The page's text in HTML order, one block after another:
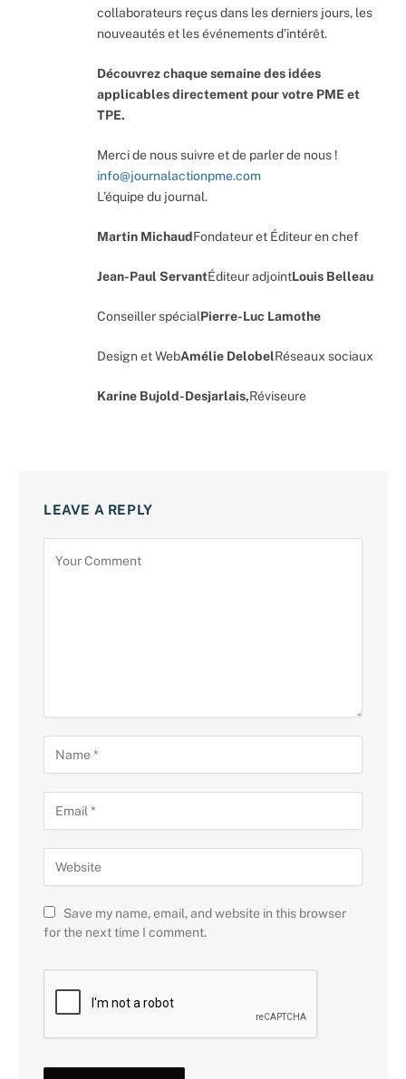
collaborateurs reçus dans les derniers jours, les
nouveautés et les événements d’intérêt.
Découvrez chaque semaine des idées
applicables directement pour votre PME et
TPE.
Merci de nous suivre et de parler de nous !
info@journalactionpme.com
L’équipe du journal.
Martin MichaudFondateur et Éditeur en chef
Jean-Paul ServantÉditeur adjointLouis Belleau
Conseiller spécialPierre-Luc Lamothe
Design et WebAmélie DelobelRéseaux sociaux
Karine Bujold-Desjarlais,Réviseure
LEAVE A REPLY
Save my name, email, and website in this browser
for the next time I comment.